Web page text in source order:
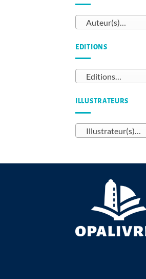
Auteur(s)…
EDITIONS
Editions…
ILLUSTRATEURS
Illustrateur(s)…